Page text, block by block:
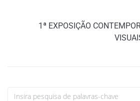
1ª EXPOSIÇÃO